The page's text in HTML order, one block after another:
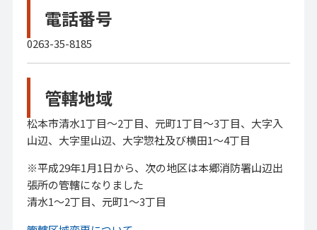
電話番号
0263-35-8185
管轄地域
松本市清水1丁目～2丁目、元町1丁目～3丁目、大字入
山辺、大字里山辺、大字惣社及び横田1～4丁目
※平成29年1月1日から、次の地区は本郷消防署山辺出
張所の管轄になりました
清水1～2丁目、元町1～3丁目